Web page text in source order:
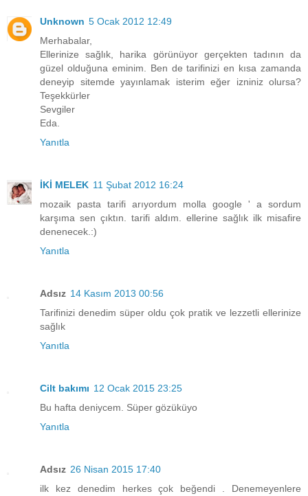
Unknown 5 Ocak 2012 12:49
Merhabalar,
Ellerinize sağlık, harika görünüyor gerçekten tadının da
güzel olduğuna eminim. Ben de tarifinizi en kısa zamanda
deneyip sitemde yayınlamak isterim eğer izniniz olursa?
Teşekkürler
Sevgiler
Eda.
Yanıtla
İKİ MELEK 11 Şubat 2012 16:24
mozaik pasta tarifi arıyordum molla google ' a sordum
karşıma sen çıktın. tarifi aldım. ellerine sağlık ilk misafire
denenecek.:)
Yanıtla
Adsız 14 Kasım 2013 00:56
Tarifinizi denedim süper oldu çok pratik ve lezzetli ellerinize
sağlık
Yanıtla
Cilt bakımı 12 Ocak 2015 23:25
Bu hafta deniycem. Süper gözüküyo
Yanıtla
Adsız 26 Nisan 2015 17:40
ilk kez denedim herkes çok beğendi . Denemeyenlere